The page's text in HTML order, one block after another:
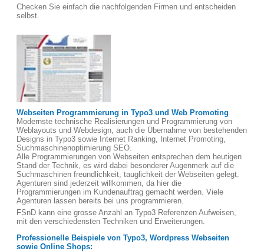
Checken Sie einfach die nachfolgenden Firmen und entscheiden
selbst.
Webseiten Programmierung in Typo3 und Web Promoting
Modernste technische Realisierungen und Programmierung von
Weblayouts und Webdesign, auch die Übernahme von bestehenden
Designs in Typo3 sowie Internet Ranking, Internet Promoting,
Suchmaschinenoptimierung SEO.
Alle Programmierungen von Webseiten entsprechen dem heutigen
Stand der Technik, es wird dabei besonderer Augenmerk auf die
Suchmaschinen freundlichkeit, tauglichkeit der Webseiten gelegt.
Agenturen sind jederzeit willkommen, da hier die
Programmierungen im Kundenauftrag gemacht werden. Viele
Agenturen lassen bereits bei uns programmieren.
FSnD kann eine grosse Anzahl an Typo3 Referenzen Aufweisen,
mit den verschiedensten Techniken und Erweiterungen.
Professionelle Beispiele von Typo3, Wordpress Webseiten
sowie Online Shops: